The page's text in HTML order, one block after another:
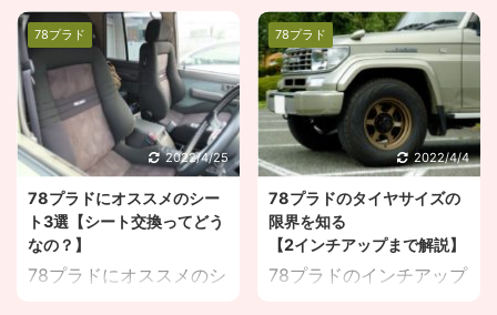
交換方法を知りたい。
78プラドのポジションラ
ンプはどれを買えばいい
の？ こんな疑問にお答え
します。 目次 １．78プ
ラドのポジションランプ
の交換方法【超簡単】
２．78プラドのポジショ
ンランプは
「V91191428」が適合
私の78プラド、右のポジ
78プラドのオイル交換っ
て簡単にできるの？ どん
なエンジンオイルを使え
ばいいの？ こんな疑問に
お答えします。 目次
１．78プラドのオイル交
換のやり方【必要量、頻
度も解説】 ２．78プラ
ドのエンジンオイルは
「キャッスルディーゼル
RV」がオススメ【費用も
78プラド
2022/4/25
78プラドにオススメのシー
ト3選【シート交換ってどう
なの？】
78プラドにオススメのシ
78プラド
2022/4/4
78プラドのタイヤサイズの
限界を知る
【2インチアップまで解説】
78プラドのインチアップ